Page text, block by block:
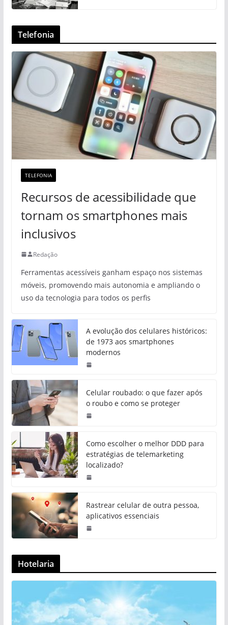
Telefonia
TELEFONIA
Recursos de acessibilidade que
tornam os smartphones mais
inclusivos
Redação
Ferramentas acessíveis ganham espaço nos sistemas
móveis, promovendo mais autonomia e ampliando o
uso da tecnologia para todos os perfis
A evolução dos celulares históricos:
de 1973 aos smartphones
modernos
Celular roubado: o que fazer após
o roubo e como se proteger
Como escolher o melhor DDD para
estratégias de telemarketing
localizado?
Rastrear celular de outra pessoa,
aplicativos essenciais
Hotelaria